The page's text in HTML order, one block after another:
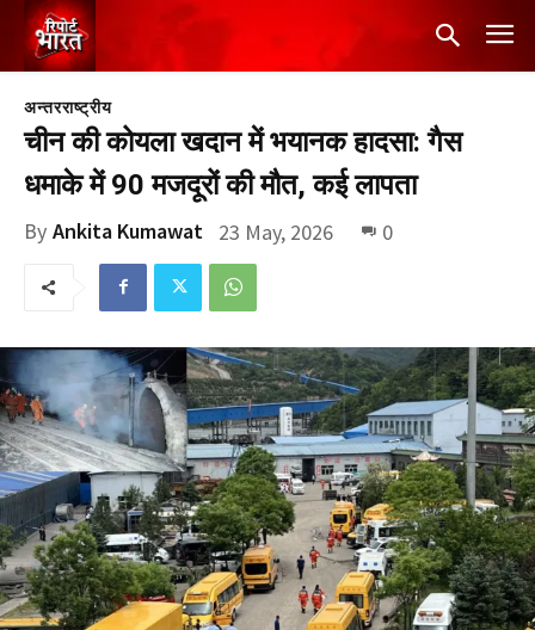
अन्तरराष्ट्रीय
चीन की कोयला खदान में भयानक हादसा: गैस
धमाके में 90 मजदूरों की मौत, कई लापता
By Ankita Kumawat 23 May, 2026 0